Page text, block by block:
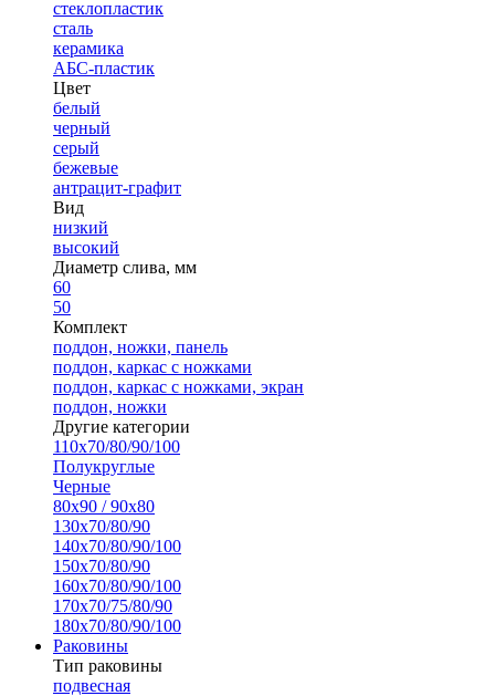
стеклопластик
сталь
керамика
АБС-пластик
Цвет
белый
черный
серый
бежевые
антрацит-графит
Вид
низкий
высокий
Диаметр слива, мм
60
50
Комплект
поддон, ножки, панель
поддон, каркас с ножками
поддон, каркас с ножками, экран
поддон, ножки
Другие категории
110х70/80/90/100
Полукруглые
Черные
80х90 / 90х80
130х70/80/90
140х70/80/90/100
150х70/80/90
160х70/80/90/100
170х70/75/80/90
180х70/80/90/100
Раковины
Тип раковины
подвесная